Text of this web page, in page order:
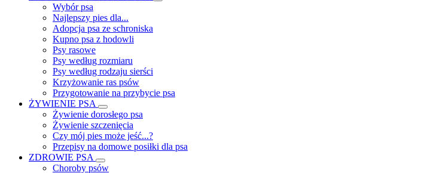
Wybór psa
Najlepszy pies dla...
Adopcja psa ze schroniska
Kupno psa z hodowli
Psy rasowe
Psy według rozmiaru
Psy według rodzaju sierści
Krzyżowanie ras psów
Przygotowanie na przybycie psa
ŻYWIENIE PSA
Żywienie dorosłego psa
Żywienie szczenięcia
Czy mój pies może jeść...?
Przepisy na domowe posiłki dla psa
ZDROWIE PSA
Choroby psów